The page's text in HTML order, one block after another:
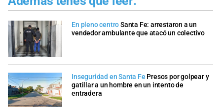
En pleno centroSanta Fe: arrestaron a un
vendedor ambulante que atacó un colectivo
Inseguridad en Santa Fe Presos por golpear y
gatillar a un hombre en un intento de
entradera